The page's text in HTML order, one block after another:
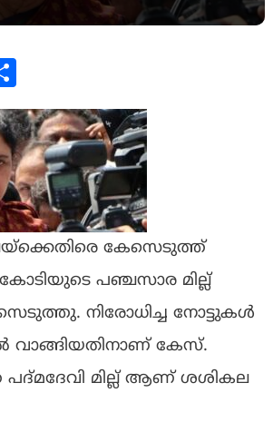
കേസെടുത്ത്
പഞ്ചസാര മില്ല്
നിരോധിച്ച നോട്ടുകൾ
വാങ്ങിയതിനാണ് കേസ്.
മില്ല് ആണ് ശശികല